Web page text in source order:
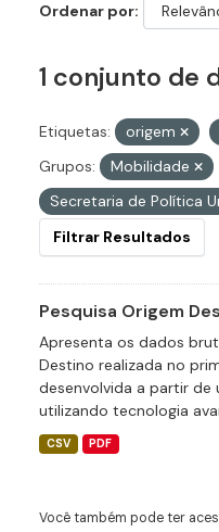
Ordenar por
1 conjunto de
Etiquetas: origem
Grupos:
Mobilidade
Secretaria de Política
Filtrar Resultados
Pesquisa Origem
Apresenta os dados
Destino realizada no
desenvolvida a partir de
utilizando tecnologia
CSV PDF
Você também pode ter